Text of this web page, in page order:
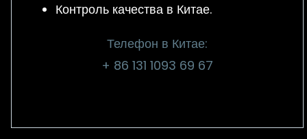
Контроль качества в Китае.
Телефон в Китае:
+ 86 131 1093 69 67